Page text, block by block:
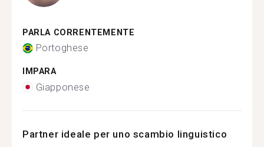
PARLA CORRENTEMENTE
Portoghese
IMPARA
Giapponese
Partner ideale per uno scambio linguistico